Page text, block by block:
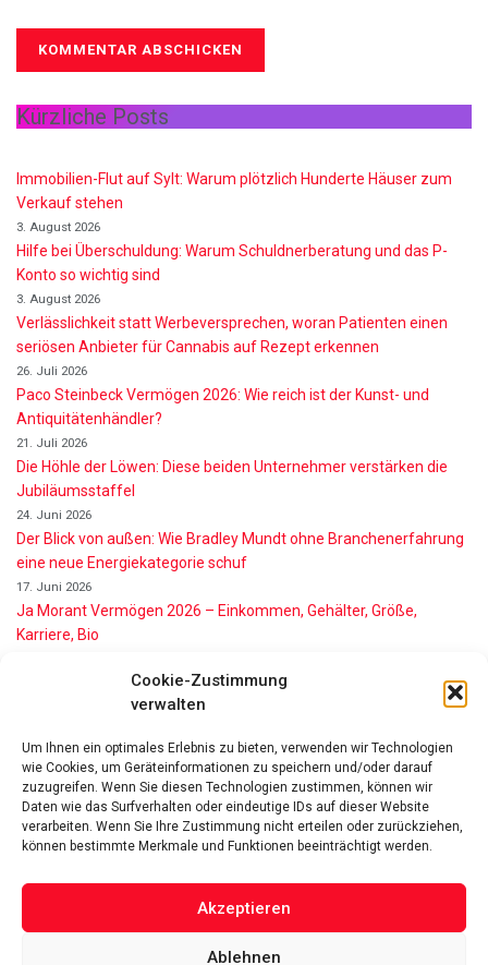
Cookie-Zustimmung
verwalten
Um Ihnen ein optimales Erlebnis zu bieten, verwenden wir Technologien
wie Cookies, um Geräteinformationen zu speichern und/oder darauf
zuzugreifen. Wenn Sie diesen Technologien zustimmen, können wir
Daten wie das Surfverhalten oder eindeutige IDs auf dieser Website
verarbeiten. Wenn Sie Ihre Zustimmung nicht erteilen oder zurückziehen,
können bestimmte Merkmale und Funktionen beeinträchtigt werden.
Akzeptieren
Ablehnen
Kürzliche Posts
Immobilien-Flut auf Sylt: Warum plötzlich Hunderte Häuser zum
Verkauf stehen
3. August 2026
Hilfe bei Überschuldung: Warum Schuldnerberatung und das P-
Konto so wichtig sind
3. August 2026
Verlässlichkeit statt Werbeversprechen, woran Patienten einen
seriösen Anbieter für Cannabis auf Rezept erkennen
26. Juli 2026
Paco Steinbeck Vermögen 2026: Wie reich ist der Kunst- und
Antiquitätenhändler?
21. Juli 2026
Die Höhle der Löwen: Diese beiden Unternehmer verstärken die
Jubiläumsstaffel
24. Juni 2026
Der Blick von außen: Wie Bradley Mundt ohne Branchenerfahrung
eine neue Energiekategorie schuf
17. Juni 2026
Ja Morant Vermögen 2026 – Einkommen, Gehälter, Größe,
Karriere, Bio
Alice Walton Vermögen 2026: So reich ist die Walmart-Erbin
wirklich
11. Juni 2026
Nino de Angelo Vermögen 2026 Wie Reich Ist Er?
9. Juni 2026
Das Vermögen von Promis von A bis Z